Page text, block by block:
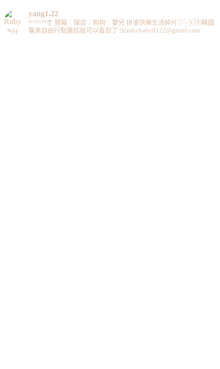
yang1.22
ᴮᴸᴼᴳᴳᴱᴿ🎐 開箱┆探店┆狗狗┆嬰兒 拼湊快樂生活碎片♡ ̖́- 🇰🇷韓國
醫美自由行點連結就可以看到了 ✉️rubybaby0122@gmail.com